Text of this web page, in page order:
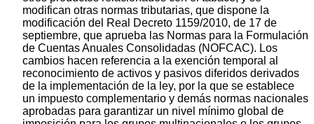
modifican otras normas tributarias, que dispone la
modificación del Real Decreto 1159/2010, de 17 de
septiembre, que aprueba las Normas para la Formulación
de Cuentas Anuales Consolidadas (NOFCAC). Los
cambios hacen referencia a la exención temporal al
reconocimiento de activos y pasivos diferidos derivados
de la implementación de la ley, por la que se establece
un impuesto complementario y demás normas nacionales
aprobadas para garantizar un nivel mínimo global de